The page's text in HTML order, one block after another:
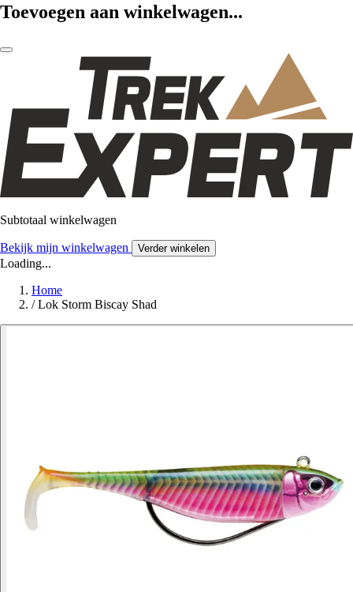
Toevoegen aan winkelwagen...
Subtotaal winkelwagen
Bekijk mijn winkelwagen Verder winkelen
Loading...
Home
/ Lok Storm Biscay Shad